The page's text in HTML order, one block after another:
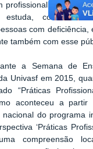
profissional, das mais
estuda, conhece e
com deficiência,
também com esse
a Semana de
Univasf em 2015,
“Práticas
aconteceu a
nacional do programa
‘Práticas
compreensão